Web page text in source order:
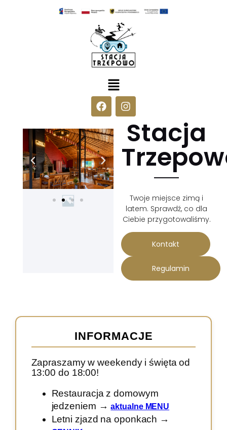
Stacja
Twoje miejsce zimą i
latem. Sprawdź, co dla
Ciebie przygotowaliśmy.
Kontakt
Regulamin
Aktualności
INFORMACJE
Zapraszamy w weekendy i święta od
13:00 do 18:00!
Restauracja z domowym
jedzeniem →aktualne MENU
Letni zjazd na oponkach →